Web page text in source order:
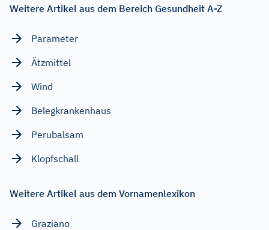
Weitere Artikel aus dem Bereich Gesundheit A-Z
Parameter
Ätzmittel
Wind
Belegkrankenhaus
Perubalsam
Klopfschall
Weitere Artikel aus dem Vornamenlexikon
Graziano